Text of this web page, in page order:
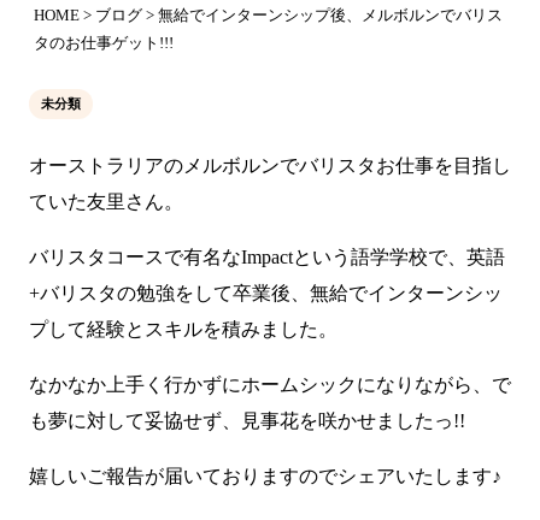
HOME > ブログ > 無給でインターンシップ後、メルボルンでバリス
タのお仕事ゲット!!!
未分類
オーストラリアのメルボルンでバリスタお仕事を目指し
ていた友里さん。
バリスタコースで有名なImpactという語学学校で、英語
+バリスタの勉強をして卒業後、無給でインターンシッ
プして経験とスキルを積みました。
なかなか上手く行かずにホームシックになりながら、で
も夢に対して妥協せず、見事花を咲かせましたっ!!
嬉しいご報告が届いておりますのでシェアいたします♪